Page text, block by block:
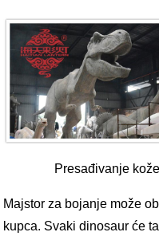
Presađivanje
Majstor za bojanje može
kupca. Svaki dinosaur će